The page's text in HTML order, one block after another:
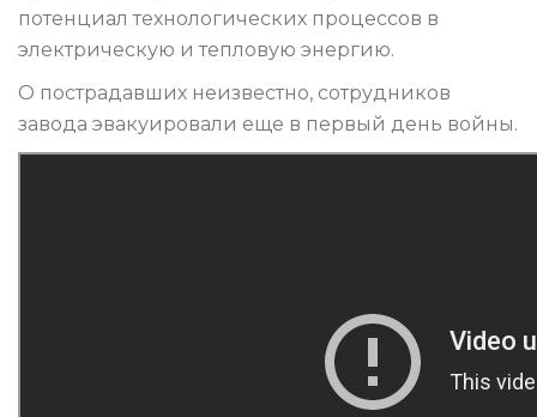
потенциал технологических процессов в
электрическую и тепловую энергию.
О пострадавших неизвестно, сотрудников
завода эвакуировали еще в первый день войны.